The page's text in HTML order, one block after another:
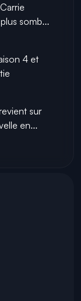
somb...
4 et
sur
en...